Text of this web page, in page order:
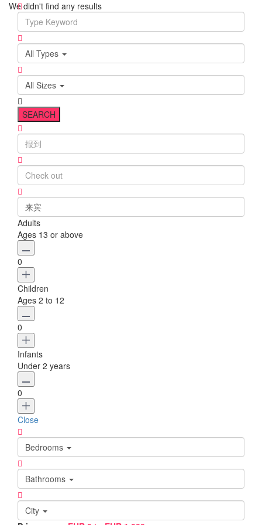
We didn't find any results
open map
All Types
All Sizes
来宾
Adults
Ages 13 or above
0
Children
Ages 2 to 12
0
Infants
Under 2 years
0
Close
Bedrooms
Bathrooms
City